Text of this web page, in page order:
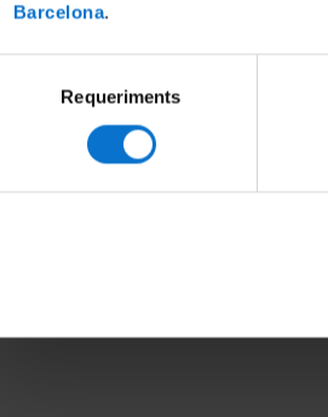
Barcelona.
RequerimentsInauguració de la XII
27 Mayo, 2024